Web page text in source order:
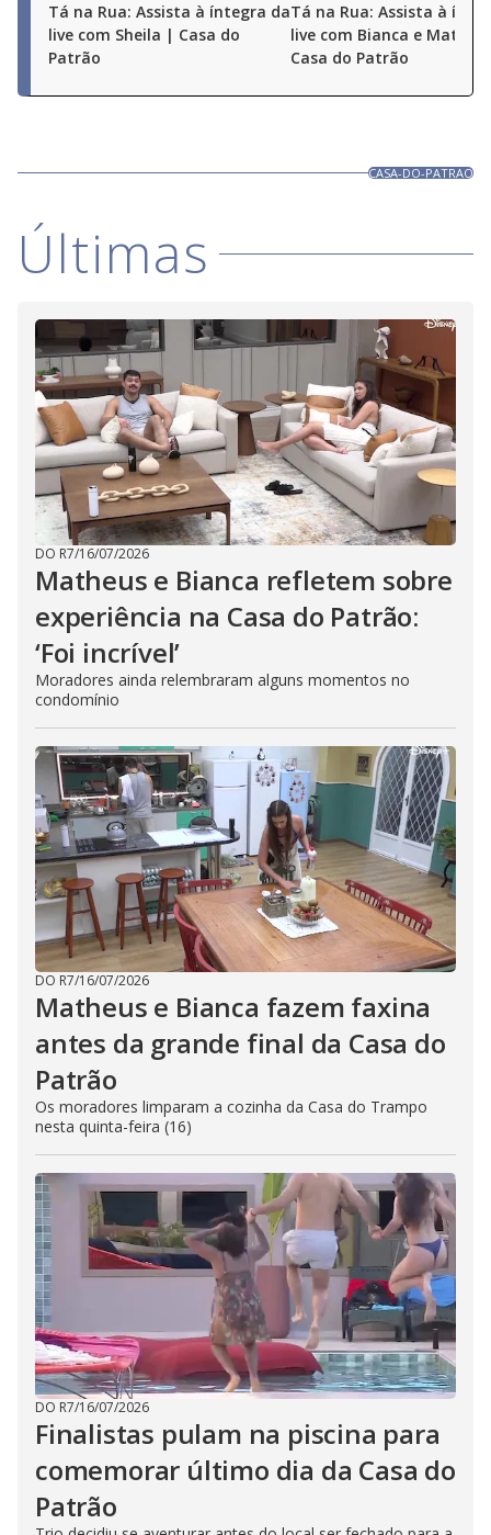
Tá na Rua: Assista à íntegra da
live com Sheila | Casa do
Patrão
Tá na Rua: Assista à
live com Bianca e
Casa do Patrão
CASA-DO-PATRAO
Últimas
DO R7/16/07/2026
Matheus e Bianca refletem sobre
experiência na Casa do Patrão:
‘Foi incrível’
Moradores ainda relembraram alguns momentos no
condomínio
DO R7/16/07/2026
Matheus e Bianca fazem faxina
antes da grande final da Casa do
Patrão
Os moradores limparam a cozinha da Casa do Trampo
nesta quinta-feira (16)
DO R7/16/07/2026
Finalistas pulam na piscina para
comemorar último dia da Casa do
Patrão